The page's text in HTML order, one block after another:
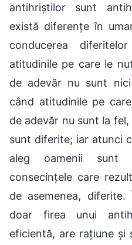
antihriștilor sunt
există diferențe în
conducerea
atitudinile pe care le
de adevăr nu sunt
când atitudinile pe
de adevăr nu sunt la
sunt diferite; iar atunci
aleg oamenii sunt
consecințele care
de asemenea,
doar firea unui
eficientă, are rațiune și